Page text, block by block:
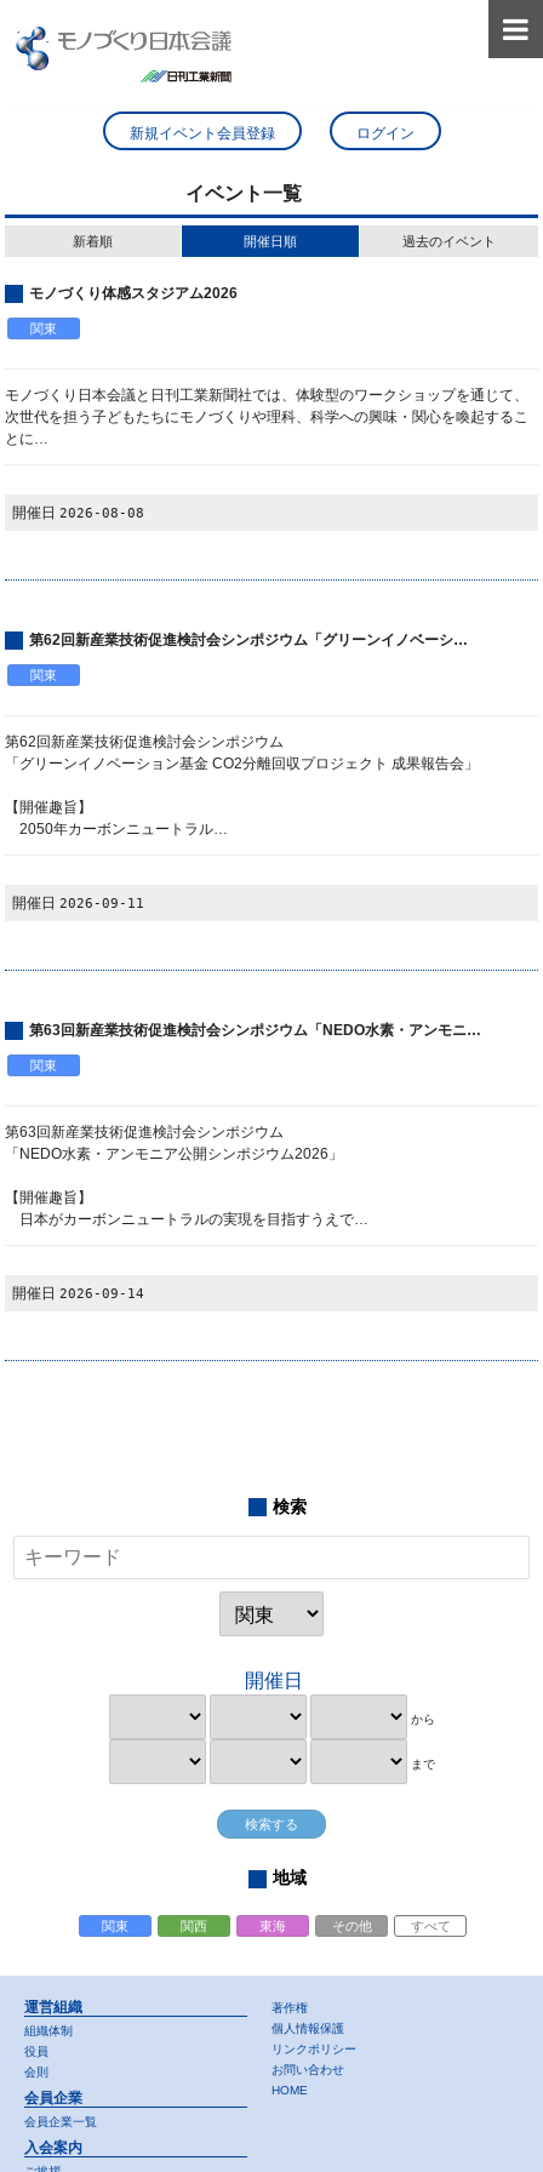

新規イベント会員登録 ログイン
イベント一覧
新着順 開催日順 過去のイベント
モノづくり体感スタジアム2026
関東
モノづくり日本会議と日刊工業新聞社では、体験型のワークショップを通じて、
次世代を担う子どもたちにモノづくりや理科、科学への興味・関心を喚起するこ
とに…
開催日 2026-08-08
第62回新産業技術促進検討会シンポジウム「グリーンイノベーシ…
関東
第62回新産業技術促進検討会シンポジウム
「グリーンイノベーション基金 CO2分離回収プロジェクト 成果報告会」
【開催趣旨】
2050年カーボンニュートラル…
開催日 2026-09-11
第63回新産業技術促進検討会シンポジウム「NEDO水素・アンモニ…
関東
第63回新産業技術促進検討会シンポジウム
「NEDO水素・アンモニア公開シンポジウム2026」
【開催趣旨】
日本がカーボンニュートラルの実現を目指すうえで…
開催日 2026-09-14
検索
開催日
から
まで
地域
関東 関西 東海 その他 すべて
運営組織
組織体制
役員
会則
会員企業
会員企業一覧
入会案内
著作権
個人情報保護
リンクポリシー
お問い合わせ
HOME